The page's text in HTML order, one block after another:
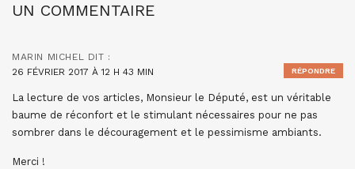
UN COMMENTAIRE
MARIN MICHEL DIT :
26 FÉVRIER 2017 À 12 H 43 MIN
La lecture de vos articles, Monsieur le Député, est un véritable
baume de réconfort et le stimulant nécessaires pour ne pas
sombrer dans le découragement et le pessimisme ambiants.
Merci !
RÉPONDRE